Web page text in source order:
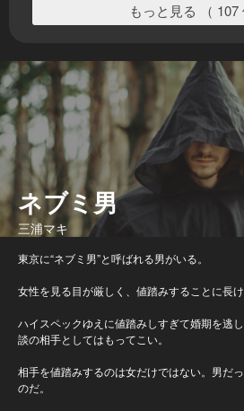
もっと見る （ 107
ネブミ男
三浦マキ
東京に“ネブミ男”と呼ばれる男がいる。
女性を見る目が厳しく、値踏みすることに長け
ハイスペックゆえに値踏みしすぎて婚期を逃
談の相手としてはもってこい。
相手を値踏みするのは女だけではない。男だ
のだ。